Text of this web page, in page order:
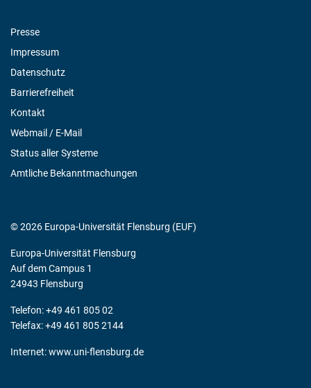
Presse
Impressum
Datenschutz
Barrierefreiheit
Kontakt
Webmail / E-Mail
Status aller Systeme
Amtliche Bekanntmachungen
© 2026 Europa-Universität Flensburg (EUF)
Europa-Universität Flensburg
Auf dem Campus 1
24943 Flensburg
Telefon: +49 461 805 02
Telefax: +49 461 805 2144
Internet:www.uni-flensburg.de